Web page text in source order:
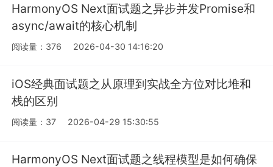
HarmonyOS Next面试题之异步并发Promise和
async/await的核心机制
阅读量：376 2026-04-30 14:16:20
iOS经典面试题之从原理到实战全方位对比堆和
栈的区别
阅读量：37 2026-04-29 15:30:55
HarmonyOS Next面试题之线程模型是如何确保